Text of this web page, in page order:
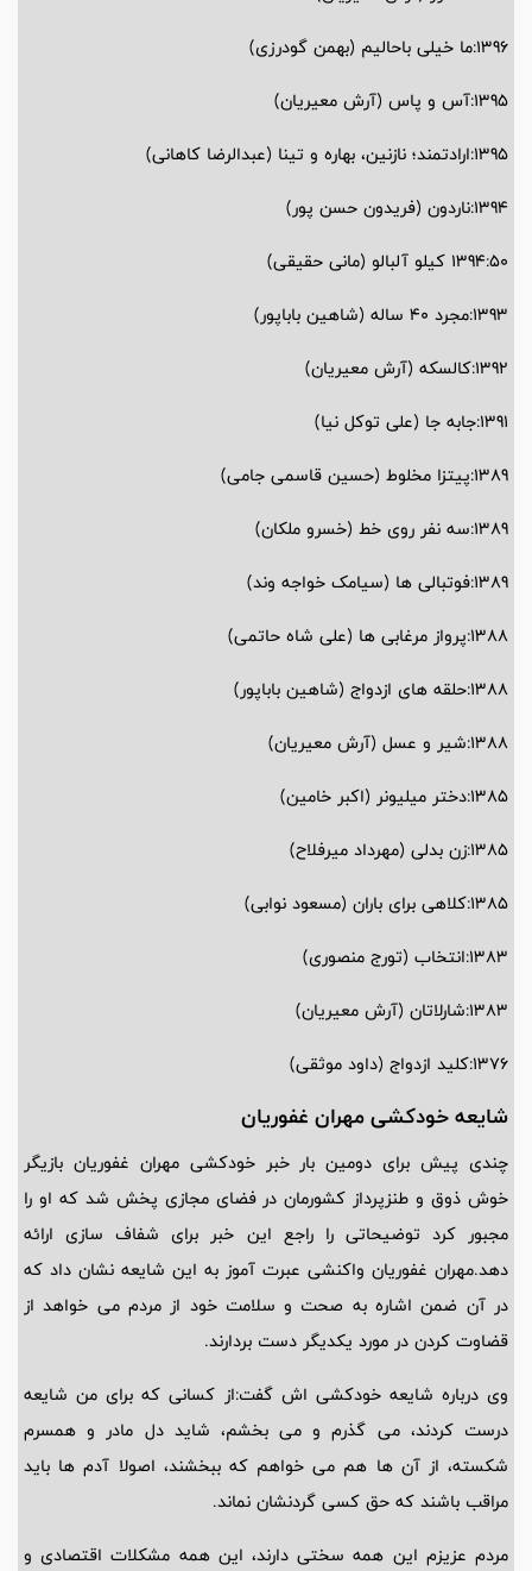
1396:ما خیلی باحالیم (بهمن گودرزی)
1395:آس و پاس (آرش معیریان)
1395:ارادتمند؛ نازنین، بهاره و تینا (عبدالرضا کاهانی)
1394:ناردون (فریدون حسن پور)
1394:50 کیلو آلبالو (مانی حقیقی)
1393:مجرد 40 ساله (شاهین باباپور)
1392:کالسکه (آرش معیریان)
1391:جابه جا (علی توکل نیا)
1389:پیتزا مخلوط (حسین قاسمی جامی)
1389:سه نفر روی خط (خسرو ملکان)
1389:فوتبالی ها (سیامک خواجه وند)
1388:پرواز مرغابی ها (علی شاه حاتمی)
1388:حلقه های ازدواج (شاهین باباپور)
1388:شیر و عسل (آرش معیریان)
1385:دختر میلیونر (اکبر خامین)
1385:زن بدلی (مهرداد میرفلاح)
1385:کلاهی برای باران (مسعود نوابی)
1383:انتخاب (تورج منصوری)
1383:شارلاتان (آرش معیریان)
1376:کلید ازدواج (داود موثقی)
شایعه خودکشی مهران غفوریان
چندی پیش برای دومین بار خبر خودکشی مهران غفوریان بازیگر
خوش ذوق و طنزپرداز کشورمان در فضای مجازی پخش شد که او را
مجبور کرد توضیحاتی را راجع این خبر برای شفاف سازی ارائه
دهد.مهران غفوریان واکنشی عبرت آموز به این شایعه نشان داد که
در آن ضمن اشاره به صحت و سلامت خود از مردم می خواهد از
قضاوت کردن در مورد یکدیگر دست بردارند.
وی درباره شایعه خودکشی اش گفت:از کسانی که برای من شایعه
درست کردند، می گذرم و می بخشم، شاید دل مادر و همسرم
شکسته، از آن ها هم می خواهم که ببخشند، اصولا آدم ها باید
مراقب باشند که حق کسی گردنشان نماند.​
مردم عزیزم این همه سختی دارند، این همه مشکلات اقتصادی و